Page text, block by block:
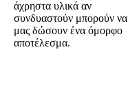
άχρηστα υλικά αν
συνδυαστούν μπορούν να
μας δώσουν ένα όμορφο
αποτέλεσμα.